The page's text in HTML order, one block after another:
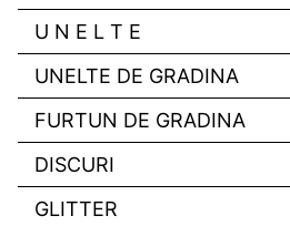
U N E L T E
UNELTE DE GRADINA
FURTUN DE GRADINA
DISCURI
GLITTER